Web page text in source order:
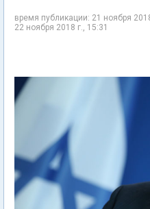
время публикации: 21 ноября
22 ноября 2018 г., 15:31